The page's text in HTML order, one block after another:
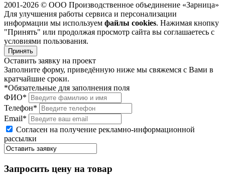
2001-2026 © ООО Производственное объединение «Зарница»
Для улучшения работы сервиса и персонализации
информации мы используем файлы cookies. Нажимая кнопку
"Принять" или продолжая просмотр сайта вы соглашаетесь с
условиями пользования.
Принять
Оставить заявку на проект
Заполните форму, приведённую ниже мы свяжемся с Вами в
кратчайшие сроки.
*Обязательные для заполнения поля
ФИО*
Телефон*
Email*
Согласен на получение рекламно-информационной
рассылки
Запросить цену на товар